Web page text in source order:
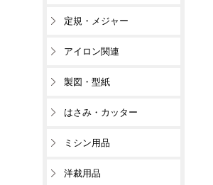
定規・メジャー
アイロン関連
製図・型紙
はさみ・カッター
ミシン用品
洋裁用品